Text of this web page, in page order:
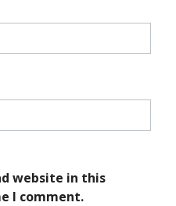
website in this
I comment.